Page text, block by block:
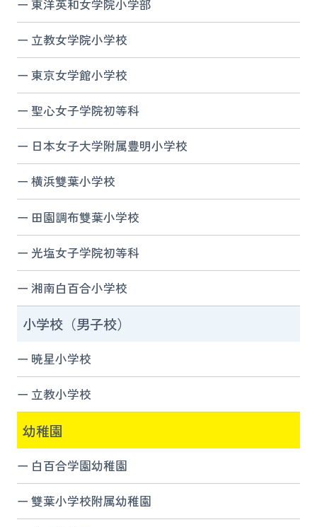
東洋英和女学院小学部
立教女学院小学校
東京女学館小学校
聖心女子学院初等科
日本女子大学附属豊明小学校
横浜雙葉小学校
田園調布雙葉小学校
光塩女子学院初等科
湘南白百合小学校
小学校（男子校）
暁星小学校
立教小学校
幼稚園
白百合学園幼稚園
雙葉小学校附属幼稚園